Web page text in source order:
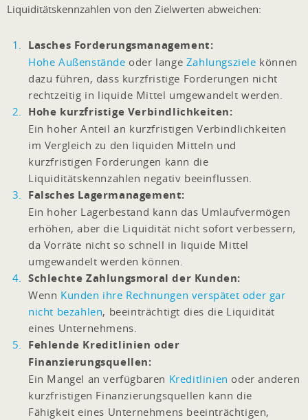
Liquiditätskennzahlen von den Zielwerten abweichen:
Lasches Forderungsmanagement:
Hohe Außenstände oder lange Zahlungsziele können
dazu führen, dass kurzfristige Forderungen nicht
rechtzeitig in liquide Mittel umgewandelt werden.
Hohe kurzfristige Verbindlichkeiten:
Ein hoher Anteil an kurzfristigen Verbindlichkeiten
im Vergleich zu den liquiden Mitteln und
kurzfristigen Forderungen kann die
Liquiditätskennzahlen negativ beeinflussen.
Falsches Lagermanagement:
Ein hoher Lagerbestand kann das Umlaufvermögen
erhöhen, aber die Liquidität nicht sofort verbessern,
da Vorräte nicht so schnell in liquide Mittel
umgewandelt werden können.
Schlechte Zahlungsmoral der Kunden:
Wenn Kunden ihre Rechnungen verspätet oder gar
nicht bezahlen, beeinträchtigt dies die Liquidität
eines Unternehmens.
Fehlende Kreditlinien oder
Finanzierungsquellen:
Ein Mangel an verfügbaren Kreditlinien oder anderen
kurzfristigen Finanzierungsquellen kann die
Fähigkeit eines Unternehmens beeinträchtigen,